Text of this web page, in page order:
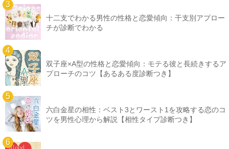
十二支でわかる男性の性格と恋愛傾向：干支別アプロー
チが診断でわかる
双子座×A型の性格と恋愛傾向：モテる彼と長続きするア
プローチのコツ【あるある度診断つき】
六白金星の相性：ベスト3とワースト1を攻略する恋のコ
ツを男性心理から解説【相性タイプ診断つき】